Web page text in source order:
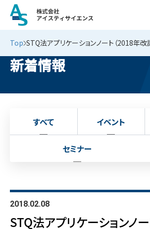
Top STQ法アプリケーションノート（2018年
新着情報
すべて イベント
セミナー
2018.02.08
STQ法アプリケーションノ